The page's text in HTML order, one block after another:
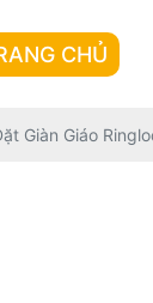
CHỦ
Giàn Giáo